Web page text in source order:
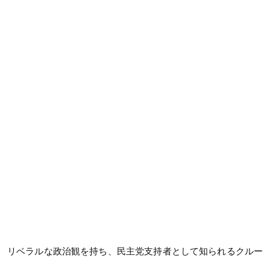
リベラルな政治観を持ち、民主党支持者として知られるクルー